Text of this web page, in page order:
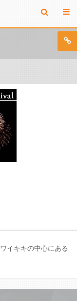
イキキの中心にある